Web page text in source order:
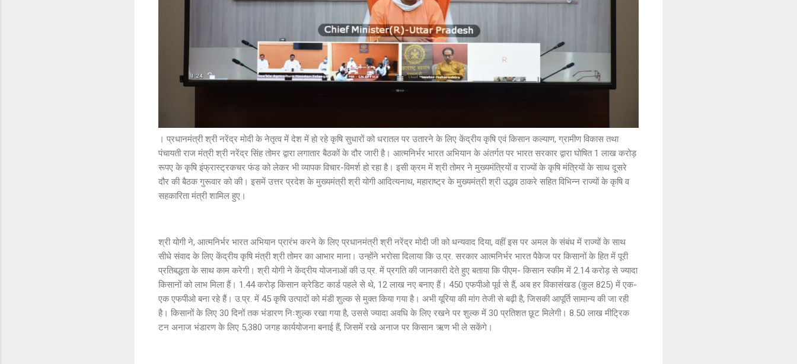
। प्रधानमंत्री श्री नरेंद्र मोदी के नेतृत्व में देश में हो रहे कृषि सुधारों को धरातल पर उतारने के लिए केंद्रीय कृषि एवं किसान कल्याण, ग्रामीण विकास तथा
पंचायती राज मंत्री श्री नरेंद्र सिंह तोमर द्वारा लगातार बैठकों के दौर जारी है। आत्मनिर्भर भारत अभियान के अंतर्गत पर भारत सरकार द्वारा घोषित 1 लाख करोड़
रूपए के कृषि इंफ्रास्ट्रकचर फंड को लेकर भी व्यापक विचार-विमर्श हो रहा है। इसी क्रम में श्री तोमर ने मुख्यमंत्रियों व राज्यों के कृषि मंत्रियों के साथ दूसरे
दौर की बैठक गुरूवार को की। इसमें उत्तर प्रदेश के मुख्यमंत्री श्री योगी आदित्यनाथ, महाराष्ट्र के मुख्यमंत्री श्री उद्धव ठाकरे सहित विभिन्न राज्यों के कृषि व
सहकारिता मंत्री शामिल हुए।
श्री योगी ने, आत्मनिर्भर भारत अभियान प्रारंभ करने के लिए प्रधानमंत्री श्री नरेंद्र मोदी जी को धन्यवाद दिया, वहीं इस पर अमल के संबंध में राज्यों के साथ
सीधे संवाद के लिए केंद्रीय कृषि मंत्री श्री तोमर का आभार माना। उन्होंने भरोसा दिलाया कि उ.प्र. सरकार आत्मनिर्भर भारत पैकेज पर किसानों के हित में पूरी
प्रतिबद्धता के साथ काम करेगी। श्री योगी ने केंद्रीय योजनाओं की उ.प्र. में प्रगति की जानकारी देते हुए बताया कि पीएम- किसान स्कीम में 2.14 करोड़ से ज्यादा
किसानों को लाभ मिला हैं। 1.44 करोड़ किसान क्रेडिट कार्ड पहले से थे, 12 लाख नए बनाए हैं। 450 एफपीओ पूर्व से हैं, अब हर विकासंखड (कुल 825) में एक-
एक एफपीओ बना रहे हैं। उ.प्र. में 45 कृषि उत्पादों को मंडी शुल्क से मुक्त किया गया है। अभी यूरिया की मांग तेजी से बढ़ी है, जिसकी आपूर्ति सामान्य की जा रही
है। किसानों के लिए 30 दिनों तक भंडारण निःशुल्क रखा गया है, उससे ज्यादा अवधि के लिए रखने पर शुल्क में 30 प्रतिशत छूट मिलेगी। 8.50 लाख मीट्रिक
टन अनाज भंडारण के लिए 5,380 जगह कार्ययोजना बनाई हैं, जिसमें रखे अनाज पर किसान ऋण भी ले सकेंगे।